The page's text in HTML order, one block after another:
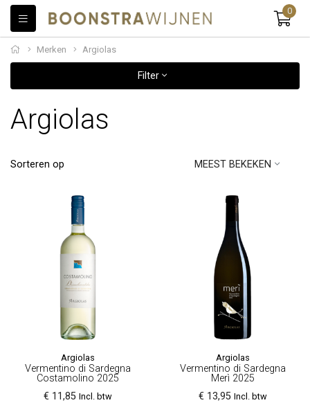
0
Merken Argiolas
Filter
Argiolas
Sorteren op MEEST BEKEKEN
Argiolas
Vermentino di Sardegna
Costamolino 2025
€ 11,85 Incl. btw
Argiolas
Vermentino di Sardegna
Merì 2025
€ 13,95 Incl. btw